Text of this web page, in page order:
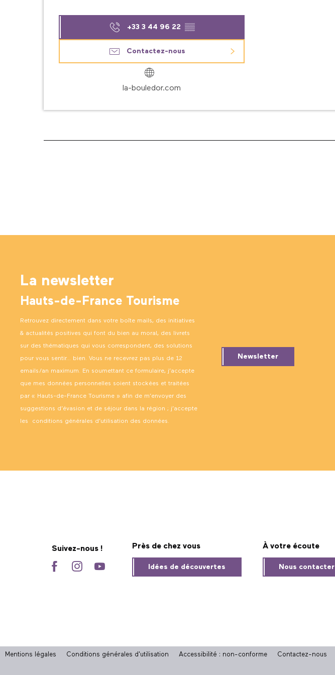
+33 3 44 96 22 ▒▒
Contactez-nous
la-bouledor.com
La newsletter
Hauts-de-France Tourisme
Retrouvez directement dans votre boîte mails, des initiatives
& actualités positives qui font du bien au moral, des livrets
sur des thématiques qui vous correspondent, des solutions
pour vous sentir… bien. Vous ne recevrez pas plus de 12
emails/an maximum. En soumettant ce formulaire, j’accepte
que mes données personnelles soient stockées et traitées
par « Hauts-de-France Tourisme » afin de m’envoyer des
suggestions d’évasion et de séjour dans la région ; j’accepte
les conditions générales d’utilisation des données.
Newsletter
Suivez-nous ! Près de chez vous
Idées de découvertes
À votre écoute
Nous contacter
Mentions légales Conditions générales d'utilisation Accessibilité : non-conforme Contactez-nous